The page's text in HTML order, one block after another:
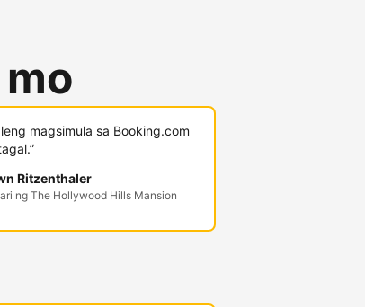
magsimula sa Booking.com
Ritzenthaler
ng The Hollywood Hills Mansion